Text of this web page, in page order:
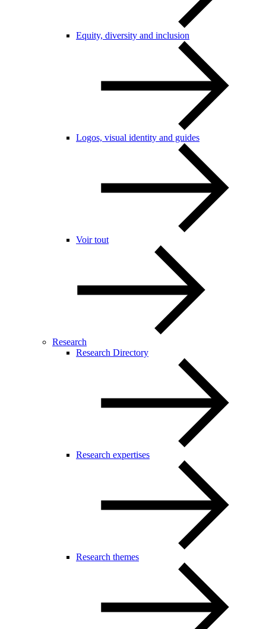
Equity, diversity and inclusion
Logos, visual identity and guides
Voir tout
Research
Research Directory
Research expertises
Research themes